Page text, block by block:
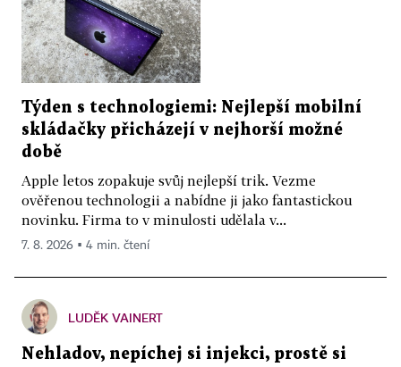
Týden s technologiemi: Nejlepší mobilní
skládačky přicházejí v nejhorší možné
době
Apple letos zopakuje svůj nejlepší trik. Vezme
ověřenou technologii a nabídne ji jako fantastickou
novinku. Firma to v minulosti udělala v...
7. 8. 2026 ▪ 4 min. čtení
LUDĚK VAINERT
Nehladov, nepíchej si injekci, prostě si